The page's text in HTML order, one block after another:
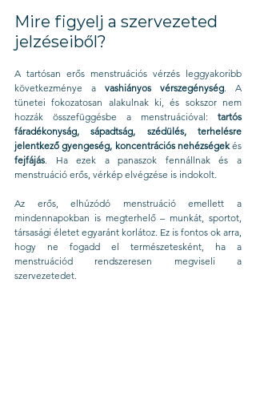
Mire figyelj a szervezeted
jelzéseiből?
A tartósan erős menstruációs vérzés leggyakoribb
következménye a vashiányos vérszegénység. A
tünetei fokozatosan alakulnak ki, és sokszor nem
hozzák összefüggésbe a menstruációval: tartós
fáradékonyság, sápadtság, szédülés, terhelésre
jelentkező gyengeség, koncentrációs nehézségek
fejfájás. Ha ezek a panaszok fennállnak és a
menstruáció erős, vérkép elvégzése is indokolt.
Az erős, elhúzódó menstruáció emellett a
mindennapokban is megterhelő – munkát, sportot,
társasági életet egyaránt korlátoz. Ez is fontos ok arra,
hogy ne fogadd el természetesként, ha a
menstruációd rendszeresen megviseli a
szervezetedet.